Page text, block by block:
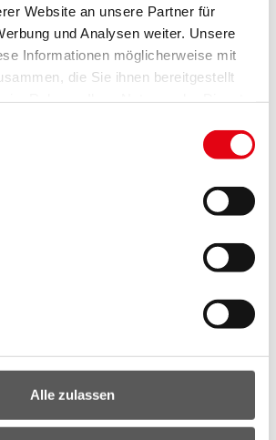
Website an unsere Partner für
und Analysen weiter. Unsere
Informationen möglicherweise mit
die Sie ihnen bereitgestellt
Alle zulassen
Zillingtal
7034 Zillingtal
Zillingtal